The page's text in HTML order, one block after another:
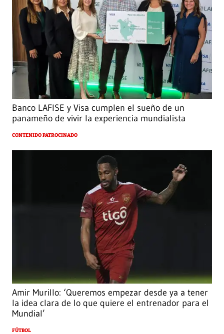
Banco LAFISE y Visa cumplen el sueño de un
panameño de vivir la experiencia mundialista
CONTENIDO PATROCINADO
Amir Murillo: ‘Queremos empezar desde ya a tener
la idea clara de lo que quiere el entrenador para el
Mundial’
FÚTBOL